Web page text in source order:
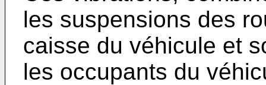
les suspensions des
caisse du véhicule et
les occupants du